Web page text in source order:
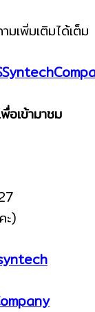
เพิ่มเติมได้เต็ม
อเข้ามาชม
ะ)